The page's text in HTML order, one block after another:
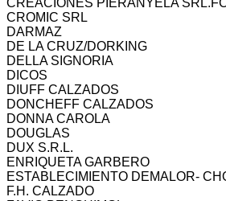
CROMIC SRL
DARMAZ
DE LA CRUZ/DORKING
DELLA SIGNORIA
DICOS
DIUFF CALZADOS
DONCHEFF CALZADOS
DONNA CAROLA
DOUGLAS
DUX S.R.L.
ENRIQUETA GARBERO
ESTABLECIMIENTO DEMALOR-
F.H. CALZADO